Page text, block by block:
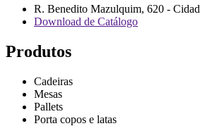
R. Benedito Mazulquim, 620 -
Download de Catálogo
Produtos
Cadeiras
Mesas
Pallets
Porta copos e latas